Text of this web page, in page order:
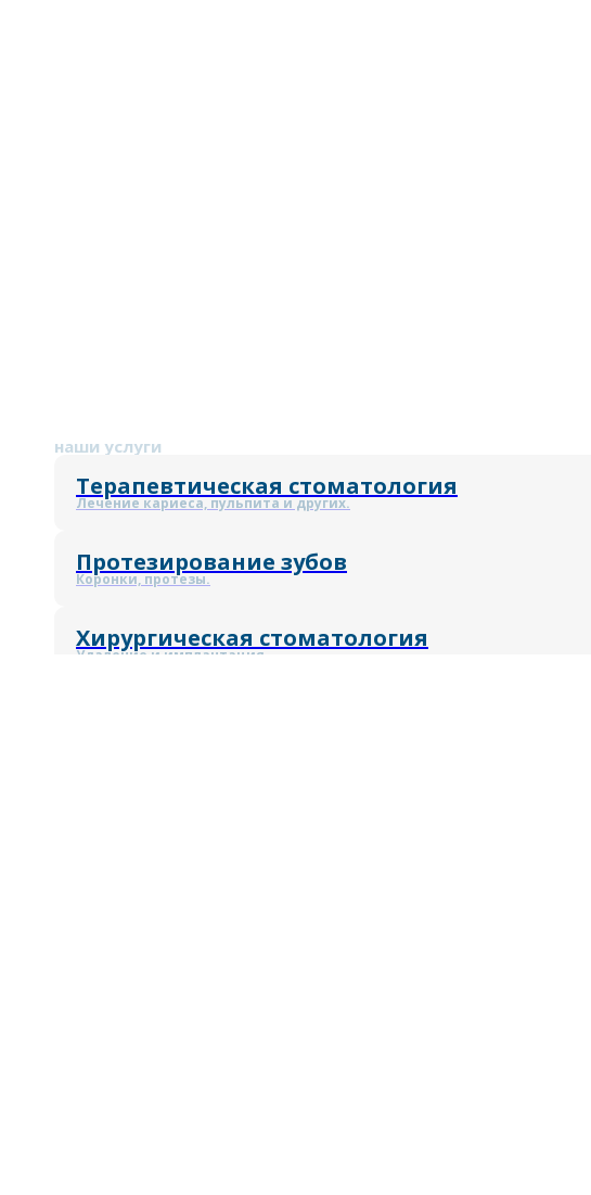
наши услуги
Терапевтическая стоматология
Лечение кариеса, пульпита и других.
Протезирование зубов
Коронки, протезы.
Хирургическая стоматология
Удаление и имплантация.